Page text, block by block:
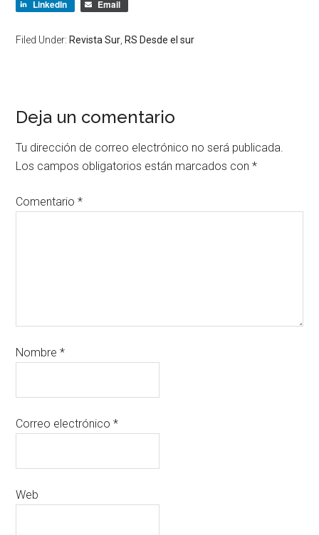
LinkedIn Email
Filed Under: Revista Sur, RS Desde el sur
Deja un comentario
Tu dirección de correo electrónico no será publicada.
Los campos obligatorios están marcados con*
Comentario*
Nombre*
Correo electrónico*
Web